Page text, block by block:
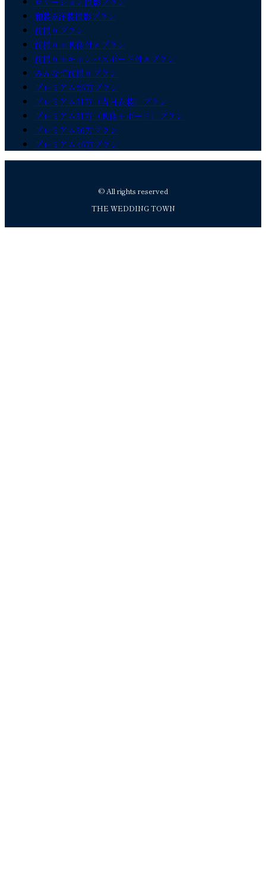
和装&洋装撮影プラン
前撮りプラン
前撮り＋映像付きプラン
前撮り＋キャンバスボード付きプラン
みんなで前撮りプラン
プレミアム26万プラン
プレミアム31万（当日衣装）プラン
プレミアム31万（映像＋ボード）プラン
プレミアム36万プラン
プレミアム46万プラン
© All rights reserved
THE WEDDING TOWN